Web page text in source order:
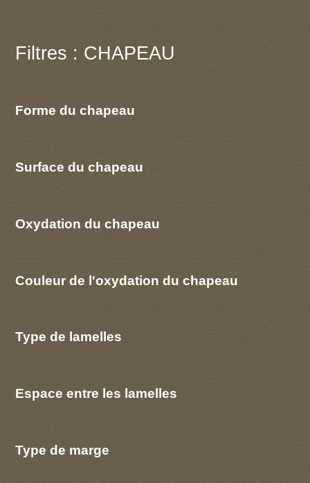
Filtres : CHAPEAU
Forme du chapeau
Surface du chapeau
Oxydation du chapeau
Couleur de l'oxydation du chapeau
Type de lamelles
Espace entre les lamelles
Type de marge